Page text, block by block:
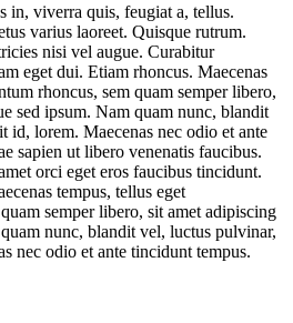
in, viverra quis, feugiat a, tellus.
varius laoreet. Quisque rutrum.
nisi vel augue. Curabitur
eget dui. Etiam rhoncus. Maecenas
rhoncus, sem quam semper libero,
sed ipsum. Nam quam nunc, blandit
id, lorem. Maecenas nec odio et ante
sapien ut libero venenatis faucibus.
orci eget eros faucibus tincidunt.
tempus, tellus eget
semper libero, sit amet adipiscing
nunc, blandit vel, luctus pulvinar,
nec odio et ante tincidunt tempus.